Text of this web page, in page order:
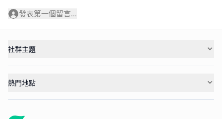
發表第一個留言...
社群主題
熱門地點